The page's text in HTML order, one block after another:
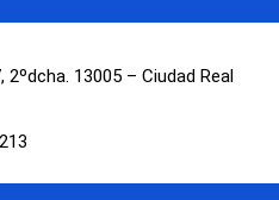
2ºdcha. 13005 – Ciudad Real